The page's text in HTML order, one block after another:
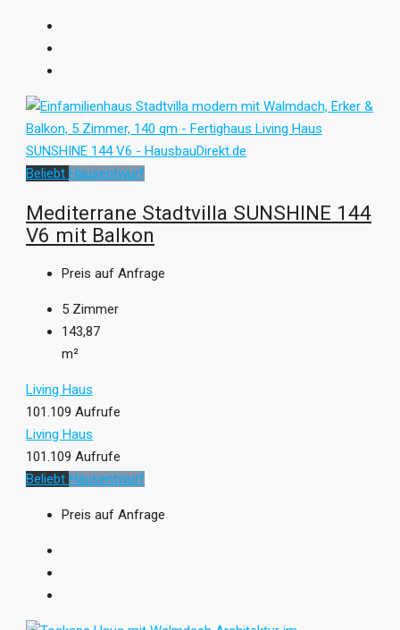
Beliebt Hausentwurf
Mediterrane Stadtvilla SUNSHINE 144
V6 mit Balkon
Preis auf Anfrage
5 Zimmer
143,87
m²
Living Haus
101.109 Aufrufe
Living Haus
101.109 Aufrufe
Beliebt Hausentwurf
Preis auf Anfrage